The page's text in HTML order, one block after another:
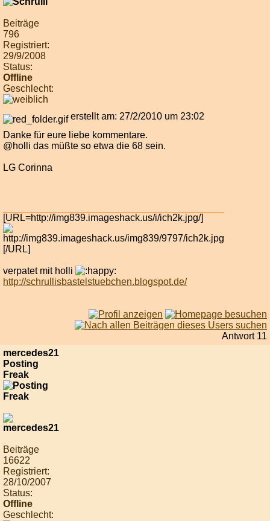
Beiträge
796
Registriert:
29/9/2008
Status:
Offline
Geschlecht:
erstellt am: 27/2/2010 um 23:02
Danke für eure liebe kommentare.
@holli das müßte so etwa die 68 sein.
LG Corinna
[URL=http://img839.imageshack.us/i/ich2k.jpg/]
[/URL]
verpatet mit holli
http://schrullisbastelstuebchen.blogspot.de/
Antwort 11
mercedes21
Posting
Freak
Beiträge
16622
Registriert:
28/10/2007
Status:
Offline
Geschlecht: